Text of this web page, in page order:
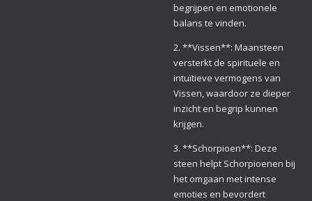
begrijpen en emotionele
balans te vinden.
2. **Vissen**: Maansteen
versterkt de spirituele en
intuïtieve vermogens van
Vissen, waardoor ze dieper
inzicht en begrip kunnen
krijgen.
3. **Schorpioen**: Deze
steen helpt Schorpioenen bij
het omgaan met intense
emoties en bevordert